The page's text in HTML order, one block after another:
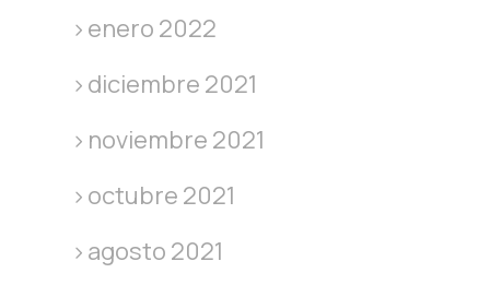
enero 2022
diciembre 2021
noviembre 2021
octubre 2021
agosto 2021